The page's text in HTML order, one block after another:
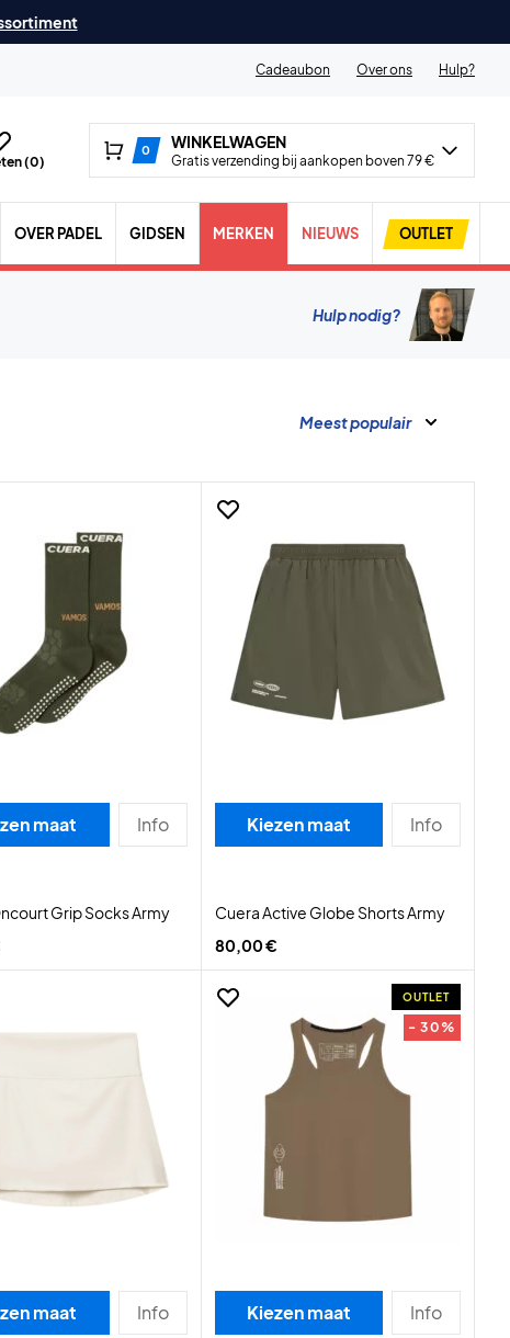
Cadeaubon Over ons Hulp?
(0)
0 WINKELWAGEN
Gratis verzending bij aankopen boven 79 €
OVER PADEL GIDSEN MERKEN NIEUWS OUTLET
Hulp nodig?
Meest populair
maat Info
Grip Socks Army
Kiezen maat Info
Cuera Active Globe Shorts Army
80,00 €
maat Info
OUTLET
- 30%
Kiezen maat Info